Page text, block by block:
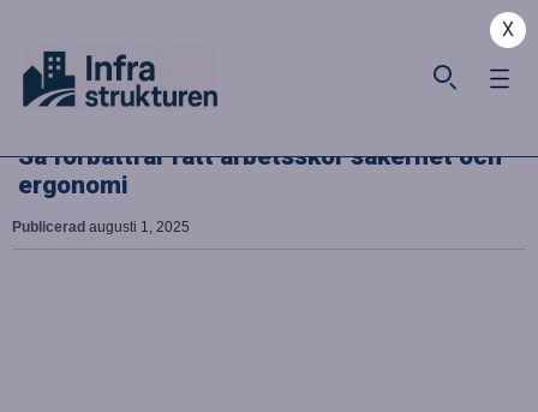
X
Så förbättrar rätt arbetsskor säkerhet och
ergonomi
Publicerad augusti 1, 2025